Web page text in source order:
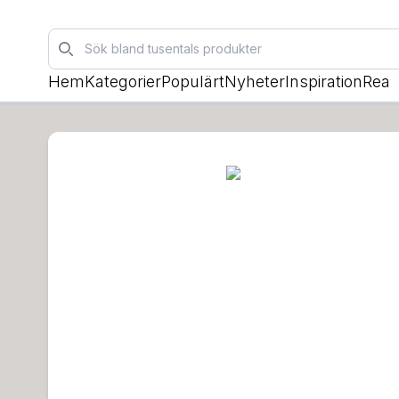
Sök
HemKategorierPopulärtNyheterInspirationRea